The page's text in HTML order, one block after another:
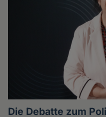
Die Debatte zum